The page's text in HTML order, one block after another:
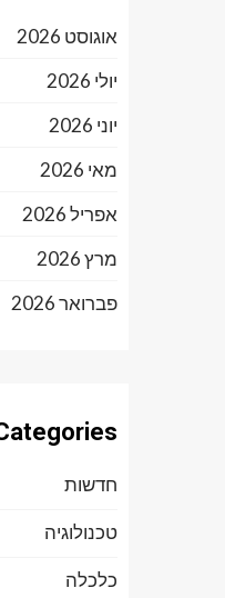
אוגוסט 2026
יולי 2026
יוני 2026
מאי 2026
אפריל 2026
מרץ 2026
פברואר 2026
חדשות
טכנולוגיה
כלכלה